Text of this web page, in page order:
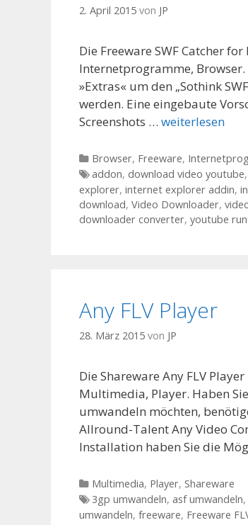
2. April 2015 von JP
Die Freeware SWF Catcher
Internetprogramme,
»Extras« um den „Sothink
werden. Eine eingebaute
Screenshots … weiterlesen
Kategorien
Browser, Freeware,
Tags
addon, download video youtube,
explorer, internet explorer addin,
download, Video Downloader,
downloader converter, youtube
Any FLV Player
28. März 2015 von JP
Die Shareware Any FLV
Multimedia, Player. Haben
umwandeln möchten,
Allround-Talent Any Video
Installation haben Sie die
Kategorien
Multimedia, Player, Shareware
Tags
3gp umwandeln, asf umwandeln,
umwandeln, freeware, Freeware